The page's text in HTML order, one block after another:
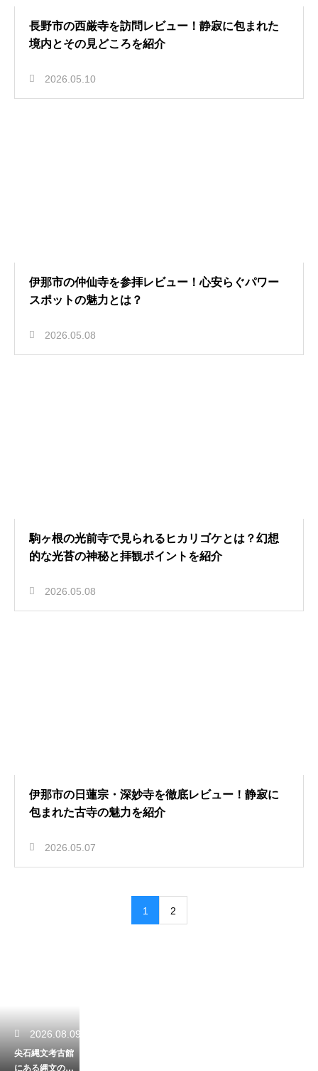
長野市の西厳寺を訪問レビュー！静寂に包まれた
境内とその見どころを紹介
2026.05.10
伊那市の仲仙寺を参拝レビュー！心安らぐパワー
スポットの魅力とは？
2026.05.08
駒ヶ根の光前寺で見られるヒカリゴケとは？幻想
的な光苔の神秘と拝観ポイントを紹介
2026.05.08
伊那市の日蓮宗・深妙寺を徹底レビュー！静寂に
包まれた古寺の魅力を紹介
2026.05.07
1 2
2026.08.09
尖石縄文考古館
にある縄文のビ